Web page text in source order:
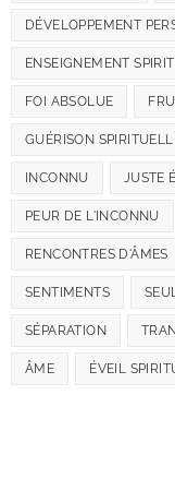
DÉVELOPPEMENT
ENSEIGNEMENT
FOI ABSOLUE
GUÉRISON
INCONNU JUSTE
PEUR DE L'INCONNU
RENCONTRES D'ÂMES
SENTIMENTS
SÉPARATION
ÂME ÉVEIL